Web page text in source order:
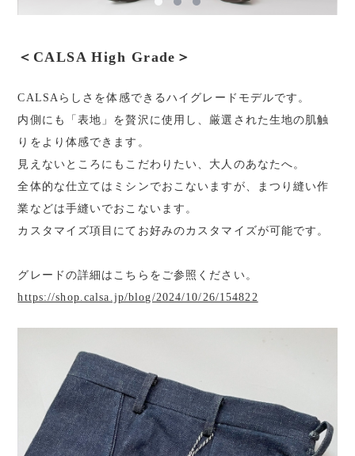
＜CALSA High Grade＞
CALSAらしさを体感できるハイグレードモデルです。
内側にも「表地」を贅沢に使用し、厳選された生地の肌触
りをより体感できます。
見えないところにもこだわりたい、大人のあなたへ。
全体的な仕立てはミシンでおこないますが、まつり縫い作
業などは手縫いでおこないます。
カスタマイズ項目にてお好みのカスタマイズが可能です。
グレードの詳細はこちらをご参照ください。
https://shop.calsa.jp/blog/2024/10/26/154822